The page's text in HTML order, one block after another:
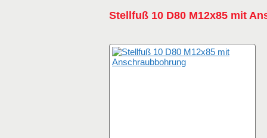
Stellfuß 10 D80 M12x85 mit